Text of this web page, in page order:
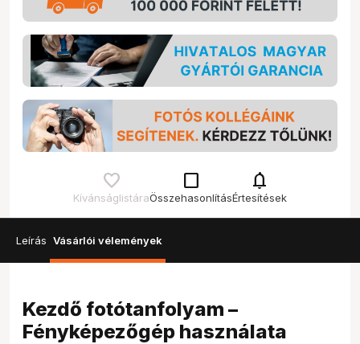
Kívánságlistára
check_box_outline_blank
Összehasonlítás
notifications
Értesítések
Leírás Vásárlói vélemények
Kezdő fotótanfolyam –
Fényképezőgép használata